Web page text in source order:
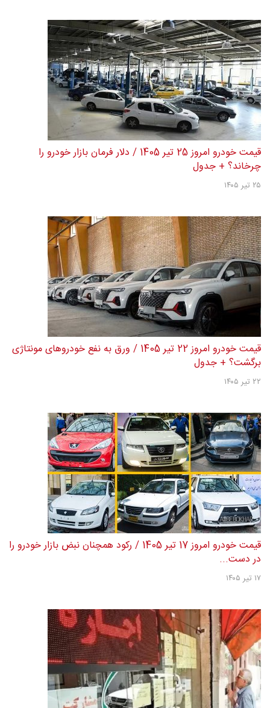
قیمت خودرو امروز 25 تیر 1405 / دلار فرمان بازار خودرو را
چرخاند؟ + جدول
۲۵ تیر ۱۴۰۵
قیمت خودرو امروز 22 تیر 1405 / ورق به نفع خودروهای مونتاژی
برگشت؟ + جدول
۲۲ تیر ۱۴۰۵
قیمت خودرو امروز 17 تیر 1405 / رکود همچنان نبض بازار خودرو را
در دست...
۱۷ تیر ۱۴۰۵